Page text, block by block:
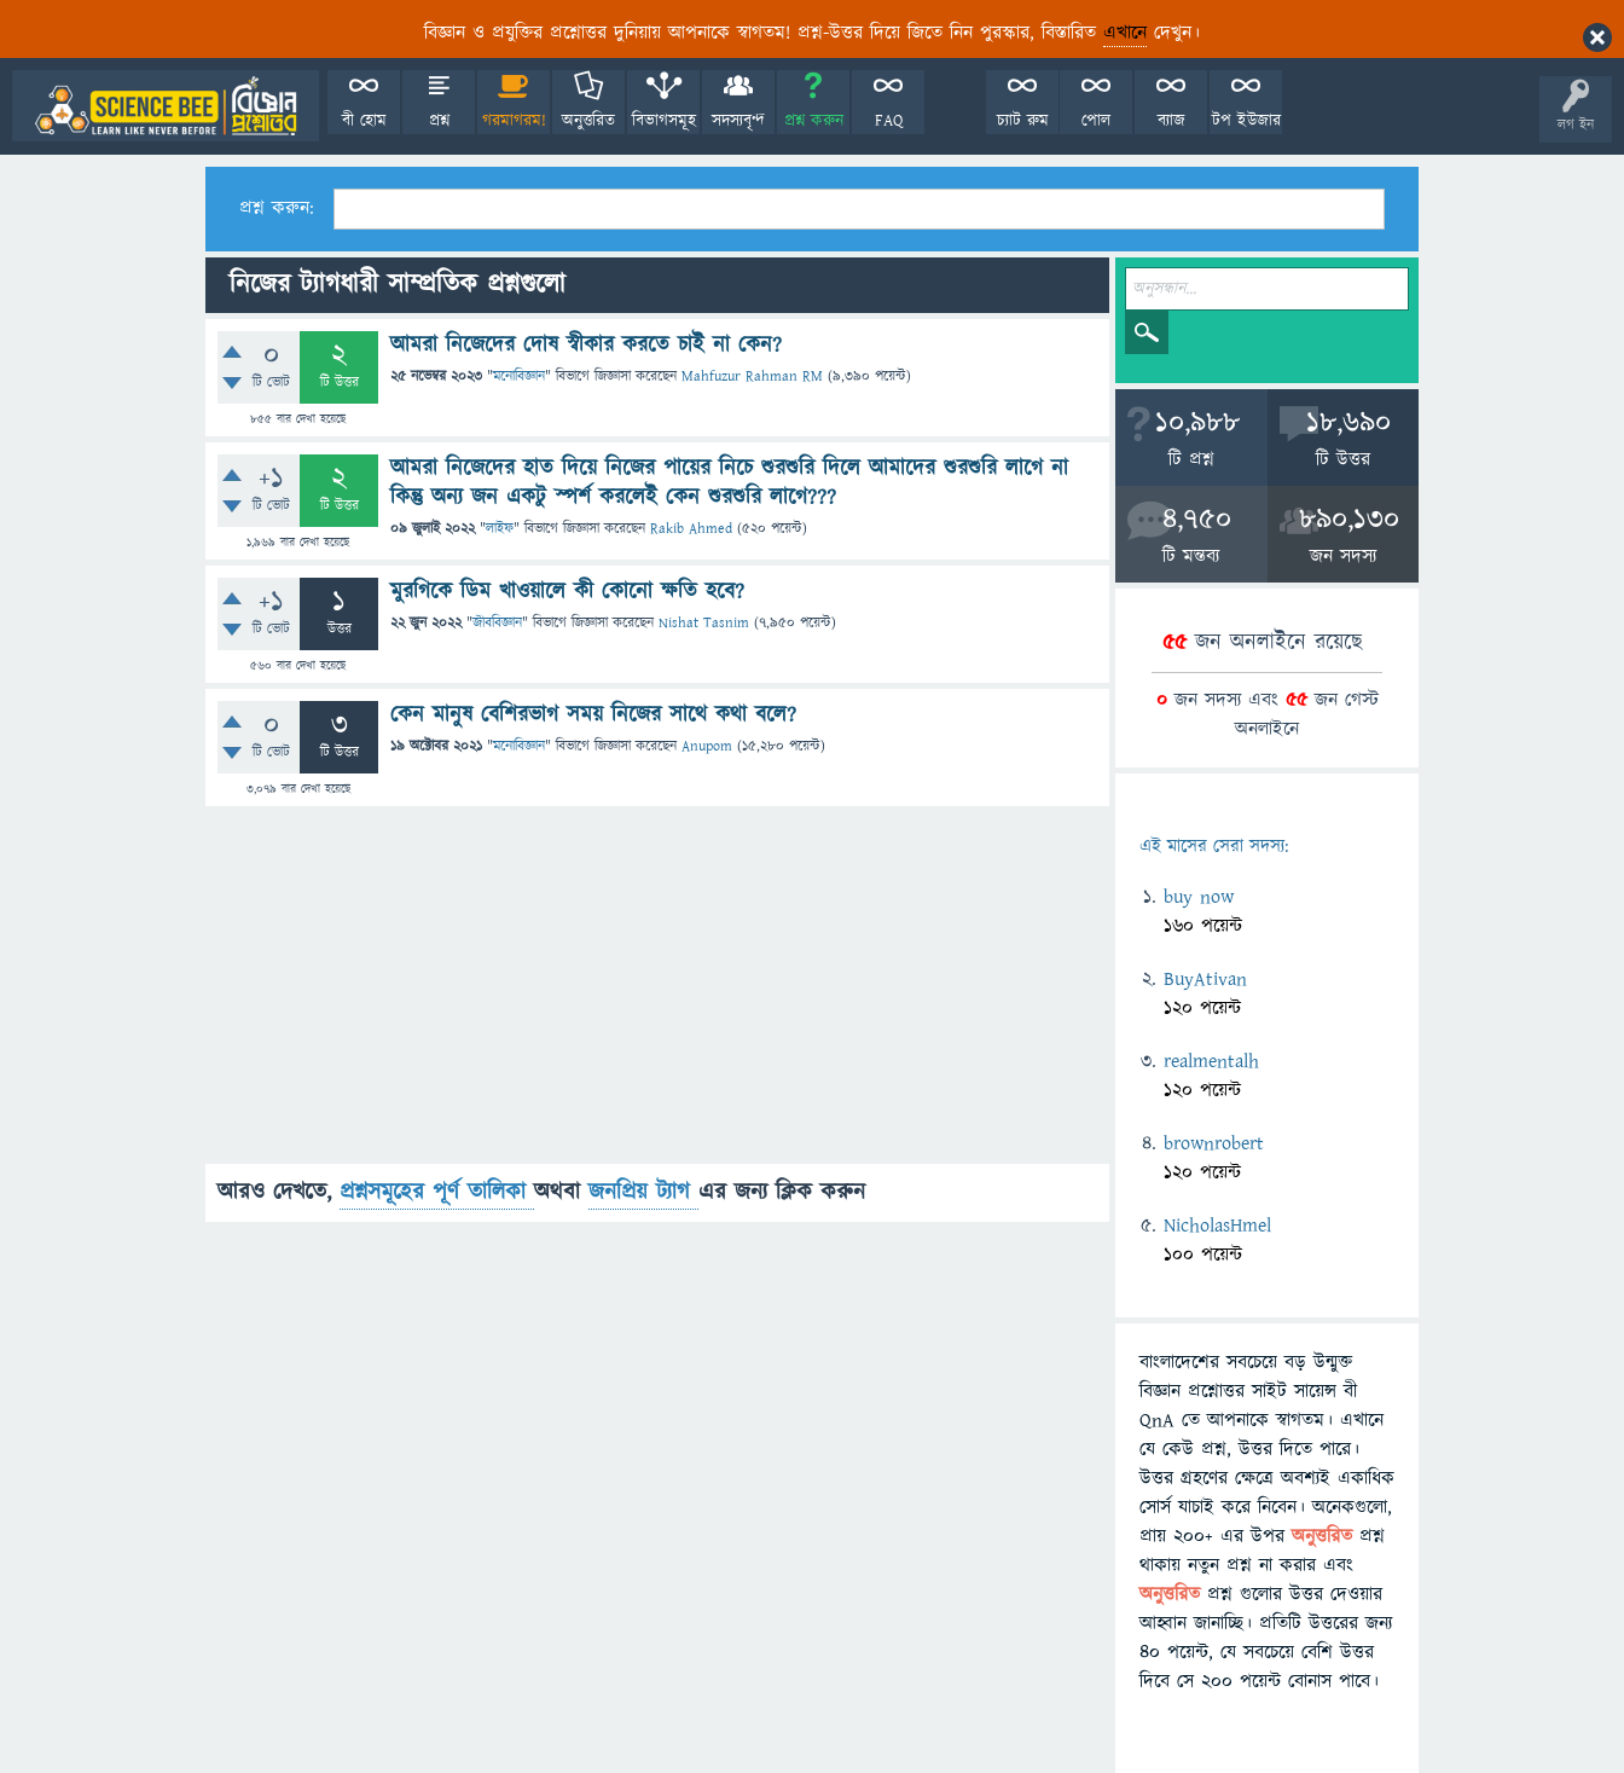
বিজ্ঞান ও প্রযুক্তির প্রশ্নোত্তর দুনিয়ায় আপনাকে স্বাগতম! প্রশ্ন-উত্তর দিয়ে জিতে নিন পুরস্কার, বিস্তারিত এখানেদেখুন।
লগ ইন
বী হোম প্রশ্ন গরমাগরম! অনুত্তরিত বিভাগসমূহ সদস্যবৃন্দ প্রশ্ন করুন FAQ টপ ইউজার
ব্যাজ
পোল
চ্যাট রুম
প্রশ্ন করুন:
নিজের ট্যাগধারী সাম্প্রতিক প্রশ্নগুলো
0
টি ভোট
2
টি উত্তর
855 বার দেখা হয়েছে
আমরা নিজেদের দোষ স্বীকার করতে চাই না কেন?
25 নভেম্বর 2023 "মনোবিজ্ঞান" বিভাগে জিজ্ঞাসাকরেছেনMahfuzur Rahman RM (9,390 পয়েন্ট)
+1
টি ভোট
2
টি উত্তর
1,969 বার দেখা হয়েছে
আমরা নিজেদের হাত দিয়ে নিজের পায়ের নিচে শুরশুরি দিলে আমাদের শুরশুরি লাগে না
কিন্তু অন্য জন একটু স্পর্শ করলেই কেন শুরশুরি লাগে???
09 জুলাই 2022 "লাইফ" বিভাগে জিজ্ঞাসাকরেছেনRakib Ahmed (520 পয়েন্ট)
+1
টি ভোট
1
উত্তর
560 বার দেখা হয়েছে
মুরগিকে ডিম খাওয়ালে কী কোনো ক্ষতি হবে?
22 জুন 2022 "জীববিজ্ঞান" বিভাগে জিজ্ঞাসাকরেছেনNishat Tasnim (7,950 পয়েন্ট)
0
টি ভোট
3
টি উত্তর
3,079 বার দেখা হয়েছে
কেন মানুষ বেশিরভাগ সময় নিজের সাথে কথা বলে?
19 অক্টোবর 2021 "মনোবিজ্ঞান" বিভাগে জিজ্ঞাসাকরেছেনAnupom (15,280 পয়েন্ট)
আরও দেখতে, প্রশ্নসমূহের পূর্ণ তালিকাঅথবাজনপ্রিয় ট্যাগ এর জন্য ক্লিক করুন
10,988
টি প্রশ্ন
18,690
টি উত্তর
4,750
টি মন্তব্য
890,130
জন সদস্য
55জন অনলাইনে রয়েছে
0জন সদস্য এবং 55জন গেস্ট
অনলাইনে
এই মাসের সেরা সদস্য:
buy now
160 পয়েন্ট
BuyAtivan
120 পয়েন্ট
realmentalh
120 পয়েন্ট
brownrobert
120 পয়েন্ট
NicholasHmel
100 পয়েন্ট
বাংলাদেশের সবচেয়ে বড় উন্মুক্ত
বিজ্ঞান প্রশ্নোত্তর সাইট সায়েন্স বী
QnA তে আপনাকে স্বাগতম। এখানে
যে কেউ প্রশ্ন, উত্তর দিতে পারে।
উত্তর গ্রহণের ক্ষেত্রে অবশ্যই একাধিক
সোর্স যাচাই করে নিবেন। অনেকগুলো,
প্রায় ২০০+ এর উপরঅনুত্তরিতপ্রশ্ন
থাকায় নতুন প্রশ্ন না করার এবং
অনুত্তরিত প্রশ্ন গুলোর উত্তর দেওয়ার
আহ্বান জানাচ্ছি। প্রতিটি উত্তরের জন্য
৪০ পয়েন্ট, যে সবচেয়ে বেশি উত্তর
দিবে সে ২০০ পয়েন্ট বোনাস পাবে।